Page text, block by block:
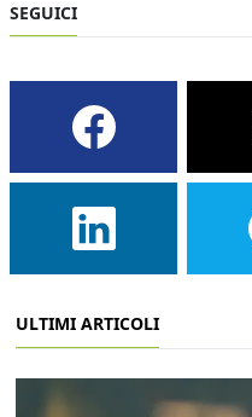
SEGUICI
ULTIMI ARTICOLI